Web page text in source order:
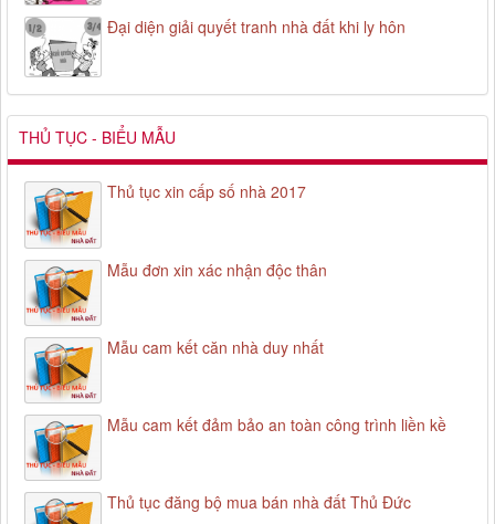
Đại diện giải quyết tranh nhà đất khi ly hôn
THỦ TỤC - BIỂU MẪU
Thủ tục xin cấp số nhà 2017
Mẫu đơn xin xác nhận độc thân
Mẫu cam kết căn nhà duy nhất
Mẫu cam kết đảm bảo an toàn công trình liền kề
Thủ tục đăng bộ mua bán nhà đất Thủ Đức